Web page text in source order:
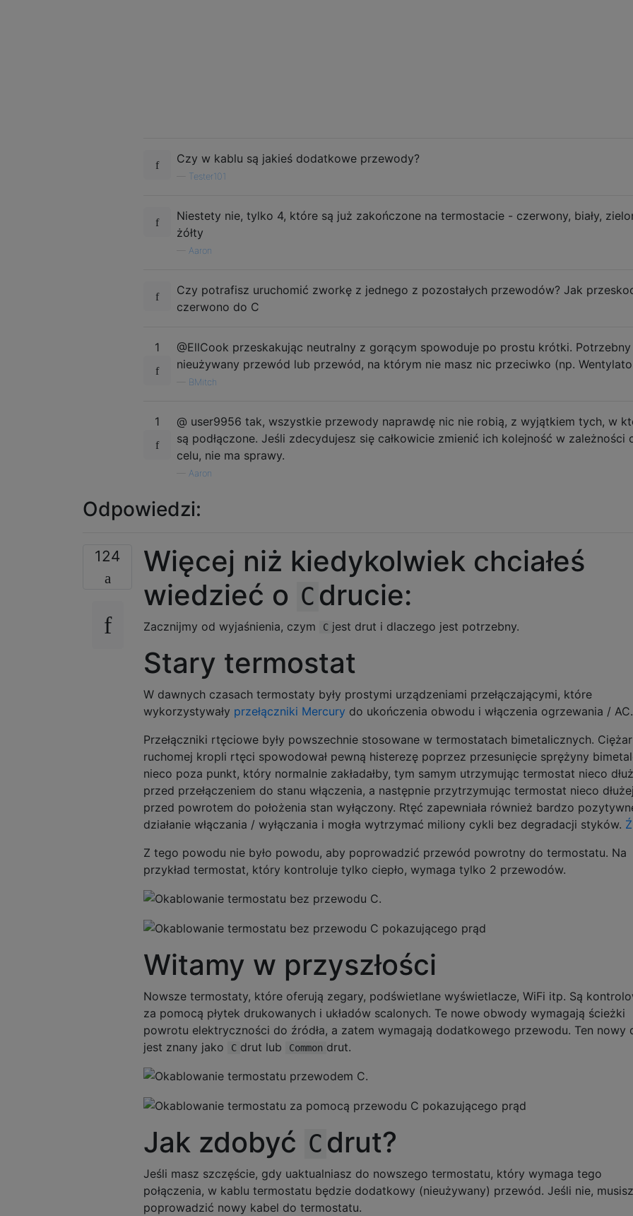
Czy w kablu są jakieś dodatkowe przewody?
Tester101
Niestety nie, tylko 4, które są już zakończone na termostacie - czerwony, biały,
żółty
Aaron
Czy potrafisz uruchomić zworkę z jednego z pozostałych przewodów? Jak
czerwono do C
1
@EllCook przeskakując neutralny z gorącym spowoduje po prostu krótki. Potrzebny
nieużywany przewód lub przewód, na którym nie masz nic przeciwko (np.
BMitch
1
@ user9956 tak, wszystkie przewody naprawdę nic nie robią, z wyjątkiem tych, w
są podłączone. Jeśli zdecydujesz się całkowicie zmienić ich kolejność w zależności
celu, nie ma sprawy.
Aaron
Odpowiedzi:
124
Więcej niż kiedykolwiek chciałeś
wiedzieć o C drucie:
Zacznijmy od wyjaśnienia, czym C jest drut i dlaczego jest potrzebny.
Stary termostat
W dawnych czasach termostaty były prostymi urządzeniami przełączającymi, które
wykorzystywały przełączniki Mercury do ukończenia obwodu i włączenia ogrzewania / AC.
Przełączniki rtęciowe były powszechnie stosowane w termostatach bimetalicznych. Ciężar
ruchomej kropli rtęci spowodował pewną histerezę poprzez przesunięcie sprężyny
nieco poza punkt, który normalnie zakładałby, tym samym utrzymując termostat nieco
przed przełączeniem do stanu włączenia, a następnie przytrzymując termostat nieco
przed powrotem do położenia stan wyłączony. Rtęć zapewniała również bardzo
działanie włączania / wyłączania i mogła wytrzymać miliony cykli bez degradacji styków.
Z tego powodu nie było powodu, aby poprowadzić przewód powrotny do termostatu. Na
przykład termostat, który kontroluje tylko ciepło, wymaga tylko 2 przewodów.
Witamy w przyszłości
Nowsze termostaty, które oferują zegary, podświetlane wyświetlacze, WiFi itp. Są
za pomocą płytek drukowanych i układów scalonych. Te nowe obwody wymagają ścieżki
powrotu elektryczności do źródła, a zatem wymagają dodatkowego przewodu. Ten nowy
jest znany jako
C drut lub Common drut.
Jak zdobyć C drut?
Jeśli masz szczęście, gdy uaktualniasz do nowszego termostatu, który wymaga tego
połączenia, w kablu termostatu będzie dodatkowy (nieużywany) przewód. Jeśli nie, musisz
poprowadzić nowy kabel do termostatu.